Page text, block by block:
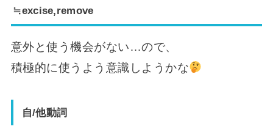
≒excise,remove
意外と使う機会がない…ので、
積極的に使うよう意識しようかな
自/他動詞